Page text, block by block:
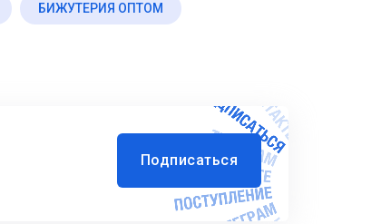
БИЖУТЕРИЯ ОПТОМ
Подписаться